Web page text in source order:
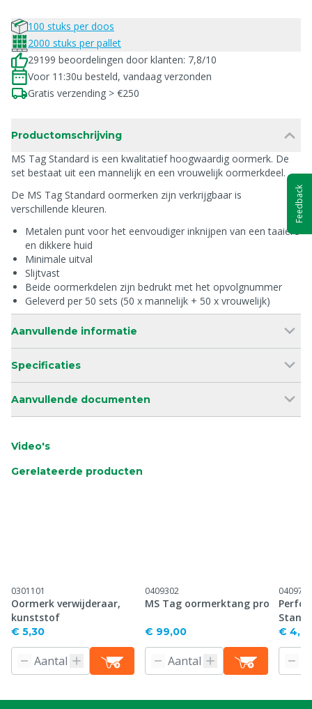
100 stuks per doos
2000 stuks per pallet
29199 beoordelingen door klanten: 7,8/10
Voor 11:30u besteld, vandaag verzonden
Gratis verzending > €250
Productomschrijving
MS Tag Standard is een kwalitatief hoogwaardig oormerk. De
set bestaat uit een mannelijk en een vrouwelijk oormerkdeel.
De MS Tag Standard oormerken zijn verkrijgbaar is
verschillende kleuren.
Metalen punt voor het eenvoudiger inknijpen van een taaiere
en dikkere huid
Minimale uitval
Slijtvast
Beide oormerkdelen zijn bedrukt met het opvolgnummer
Geleverd per 50 sets (50 x mannelijk + 50 x vrouwelijk)
Aanvullende informatie
Specificaties
Aanvullende documenten
Video's
Gerelateerde producten
0301101
Oormerk verwijderaar,
kunststof
€ 5,30
0409302
MS Tag oormerktang pro
€ 99,00
0409716
€ 4,61
Feedback